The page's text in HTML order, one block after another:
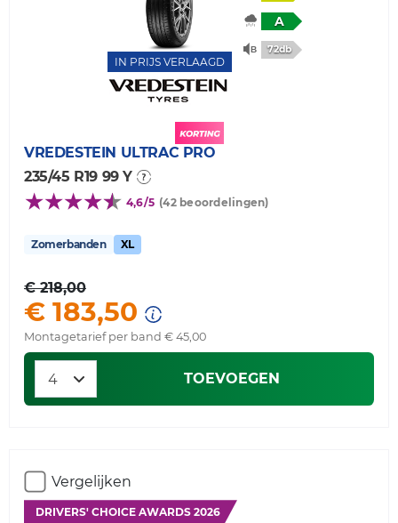
IN PRIJS VERLAAGD
A
72db
VREDESTEIN ULTRAC PRO
235/45 R19 99 Y
4,6/5 (42 beoordelingen)
Zomerbanden XL
€ 218,00
€ 183,50
Montagetarief per band € 45,00
TOEVOEGEN
Vergelijken
DRIVERS' CHOICE AWARDS 2026